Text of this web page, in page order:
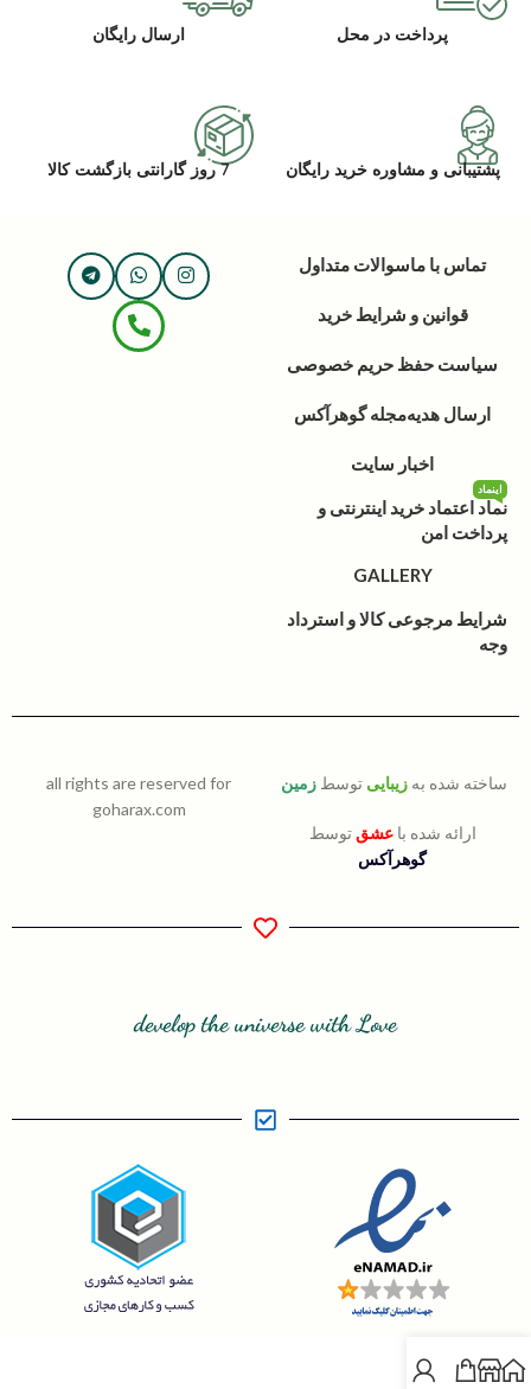
پرداخت در محل ارسال رایگان
پشتیبانی و مشاوره خرید رایگان 7 روز گارانتی بازگشت کالا
تماس با ماسوالات متداول
قوانین و شرایط خرید
سیاست حفظ حریم خصوصی
ارسال هدیهمجله گوهرآکس
اخبار سایت
نماد اعتماد خرید اینترنتی و
پرداخت امن
اینماد
GALLERY
شرایط مرجوعی کالا و استرداد
وجه
ساخته شده به زیبایی توسط زمین
ارائه شده باعشق توسط
گوهرآکس
all rights are reserved for
goharax.com
develop the universe with Love